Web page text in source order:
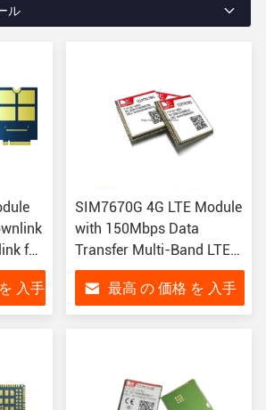
ル
for
入手
SIM7670G 4G LTE Module
with 150Mbps Data
Transfer Multi-Band LTE-
FDD for IoT Applications
in LGA Package
最高 の 価格 を 入手